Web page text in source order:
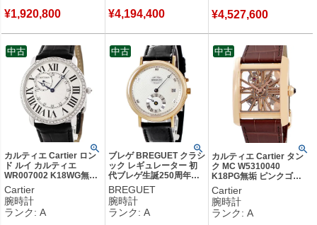
¥1,920,800
管品
¥4,194,400 ¥4,527,600
カルティエ Cartier ロン
ド ルイ カルティエ
WR007002 K18WG無垢
純正ダイヤ ローマン ギ
ョーシェ 青針 メンズ 腕
時計手巻き シルバー
【中古】中古美品
Cartier
腕時計
ランク: A
中古
ブレゲ BREGUET クラシ
ック レギュレーター 初
代ブレゲ生誕250周年記
念 1747 OH済 K18YG無
垢 デイト 限定 メンズ 腕
時計自動巻き シルバー
【中古】中古美品
BREGUET
腕時計
ランク: A
中古
カルティエ Cartier タン
ク MC W5310040
K18PG無垢 ピンクゴー
ルド スケルトン ローマン
バー スクエア メンズ 腕
時計手巻き ゴールド 【中
古】中古美品
Cartier
腕時計
ランク: A
中古